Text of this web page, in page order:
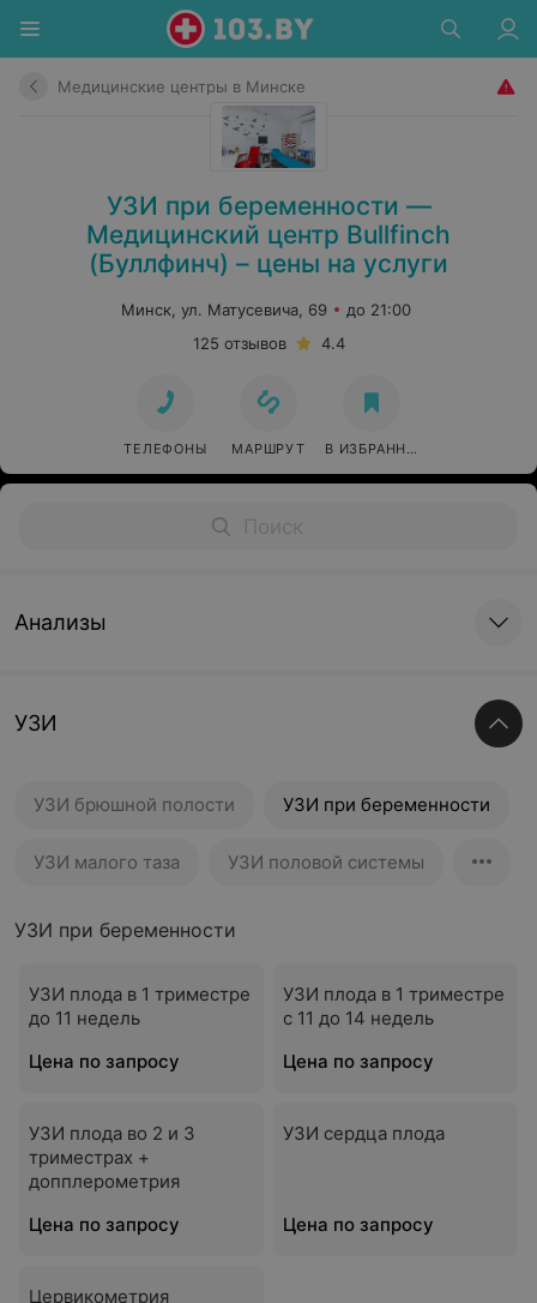
Медицинские центры в Минске
УЗИ при беременности —
Медицинский центр Bullfinch
(Буллфинч) – цены на услуги
Минск, ул. Матусевича, 69
до 21:00
125 отзывов
4.4
ТЕЛЕФОНЫ МАРШРУТ В ИЗБРАННОЕ
Анализы
УЗИ
УЗИ брюшной полости УЗИ при беременности
УЗИ малого таза УЗИ половой системы
УЗИ при беременности
УЗИ плода в 1 триместре
до 11 недель
Цена по запросу
УЗИ плода в 1 триместре
с 11 до 14 недель
Цена по запросу
УЗИ плода во 2 и 3
триместрах +
допплерометрия
Цена по запросу
УЗИ сердца плода
Цена по запросу
Цервикометрия